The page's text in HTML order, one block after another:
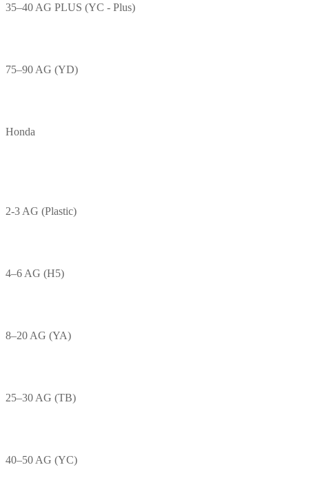
35–40 AG PLUS (YC - Plus)
75–90 AG (YD)
Honda
2-3 AG (Plastic)
4–6 AG (H5)
8–20 AG (YA)
25–30 AG (TB)
40–50 AG (YC)